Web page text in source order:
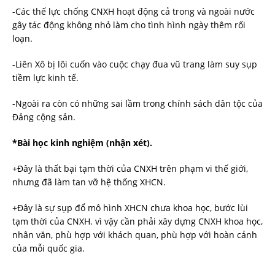
-Các thế lực chống CNXH hoạt động cả trong và ngoài nước
gây tác động không nhỏ làm cho tình hình ngày thêm rối
loạn.
-Liên Xô bị lôi cuốn vào cuộc chạy đua vũ trang làm suy sụp
tiềm lực kinh tế.
-Ngoài ra còn có những sai lầm trong chính sách dân tộc của
Đảng cộng sản.
*Bài học kinh nghiệm (nhận xét).
+Đây là thất bại tạm thời của CNXH trên phạm vi thế giới,
nhưng đã làm tan vỡ hệ thống XHCN.
+Đây là sự sụp đổ mô hình XHCN chưa khoa học, bước lùi
tạm thời của CNXH. vì vậy cần phải xây dựng CNXH khoa học,
nhân văn, phù hợp với khách quan, phù hợp với hoàn cảnh
của mỗi quốc gia.